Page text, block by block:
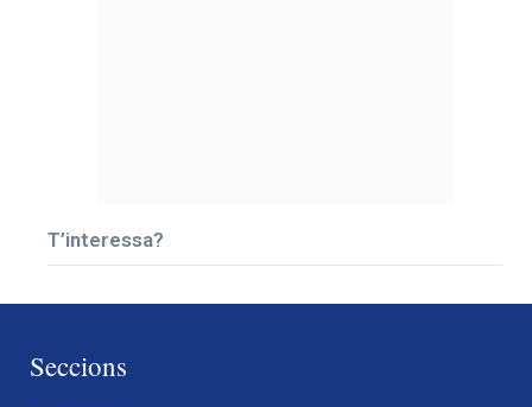
T’interessa?
Seccions